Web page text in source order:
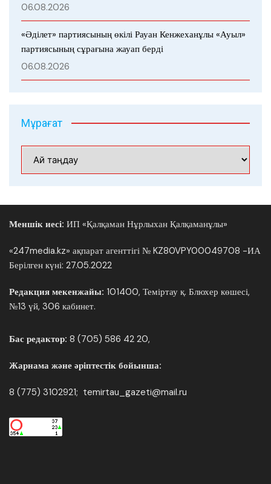
06.08.2026
«Әділет» партиясының өкілі Рауан Кенжеханұлы «Ауыл»
партиясының сұрағына жауап берді
06.08.2026
Мұрағат
Меншік иесі: ИП «Қалқаман Нұрлыхан Қалқаманұлы»
«247media.kz» ақпарат агенттігі № KZ80VPY00049708 -ИА
Берілген күні: 27.05.2022
Редакция мекенжайы: 101400, Теміртау қ. Блюхер көшесі,
№13 үй, 306 кабинет.
Бас редактор: 8 (705) 586 42 20,
Жарнама және әріптестік бойынша:
8 (775) 3102921; temirtau_gazeti@mail.ru